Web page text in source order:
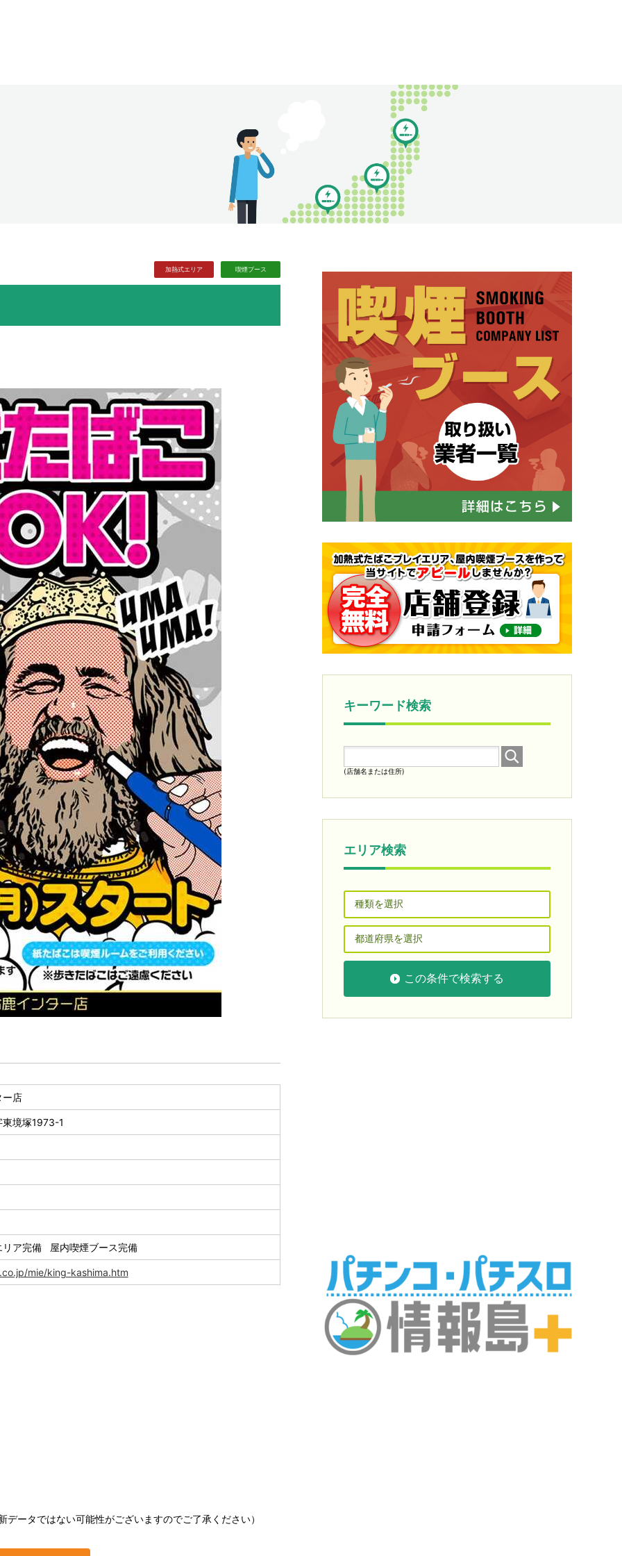
加熱式エリア 喫煙ブース
ー店
境塚1973-1
リア完備 屋内喫煙ブース完備
mie/king-kashima.htm
ータではない可能性がございますのでご了承ください）
キーワード検索
(店舗名または住所)
エリア検索
この条件で検索する